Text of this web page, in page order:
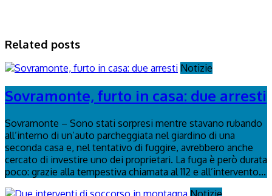
Related posts
Notizie
Sovramonte, furto in casa: due arresti
Sovramonte – Sono stati sorpresi mentre stavano rubando
all’interno di un’auto parcheggiata nel giardino di una
seconda casa e, nel tentativo di fuggire, avrebbero anche
cercato di investire uno dei proprietari. La fuga è però durata
poco: grazie alla tempestiva chiamata al 112 e all’intervento...